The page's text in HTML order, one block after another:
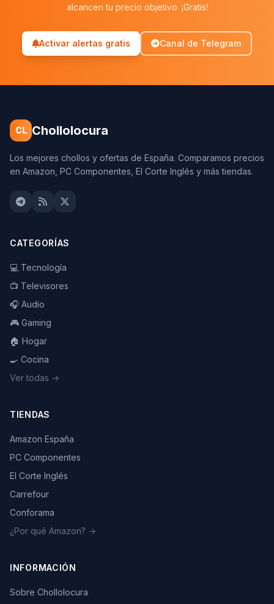
alcancen tu precio objetivo. ¡Gratis!
Activar alertas gratis Canal de Telegram
CL Chollolocura
Los mejores chollos y ofertas de España. Comparamos precios
en Amazon, PC Componentes, El Corte Inglés y más tiendas.
CATEGORÍAS
💻 Tecnología
📺 Televisores
🎧 Audio
🎮 Gaming
🏠 Hogar
🍳 Cocina
Ver todas →
TIENDAS
Amazon España
PC Componentes
El Corte Inglés
Carrefour
Conforama
¿Por qué Amazon? →
INFORMACIÓN
Sobre Chollolocura